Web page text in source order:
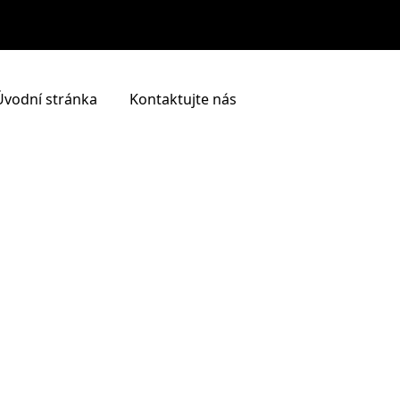
stránka Kontaktujte nás